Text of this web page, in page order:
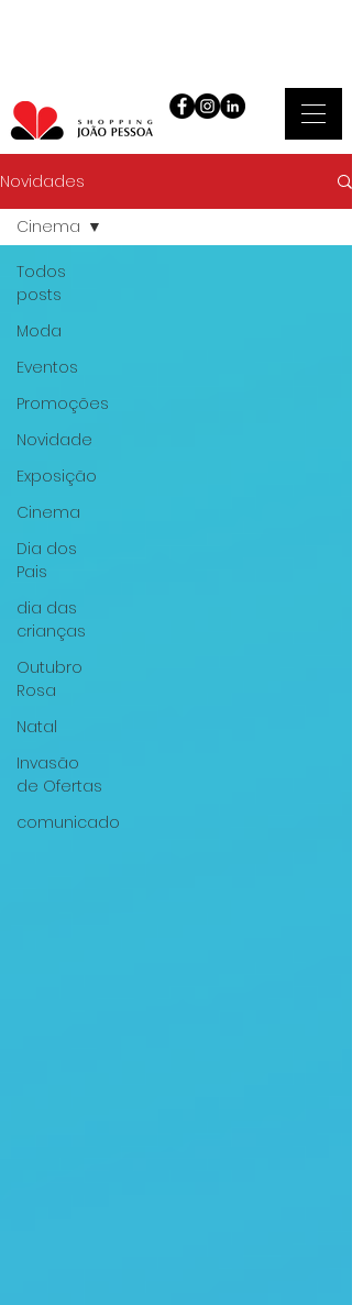
Novidades
Todos
posts
Moda
Eventos
Promoções
Novidade
Exposição
Cinema
Dia dos
Pais
dia das
crianças
Outubro
Rosa
Natal
Invasão
de Ofertas
comunicado
Cinema